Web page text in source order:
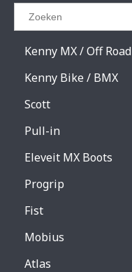
GA TERUG
Kenny MX / Off Road
Kenny Bike / BMX
Scott
Pull-in
Eleveit MX Boots
Progrip
Fist
Mobius
Atlas